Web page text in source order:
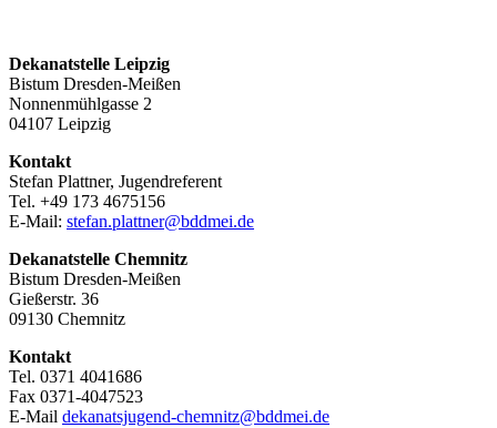
Dekanatstelle Leipzig
Bistum Dresden-Meißen
Nonnenmühlgasse 2
04107 Leipzig
Kontakt
Stefan Plattner, Jugendreferent
Tel. +49 173 4675156
E-Mail: stefan.plattner@bddmei.de
Dekanatstelle Chemnitz
Bistum Dresden-Meißen
Gießerstr. 36
09130 Chemnitz
Kontakt
Tel. 0371 4041686
Fax 0371-4047523
E-Mail dekanatsjugend-chemnitz@bddmei.de